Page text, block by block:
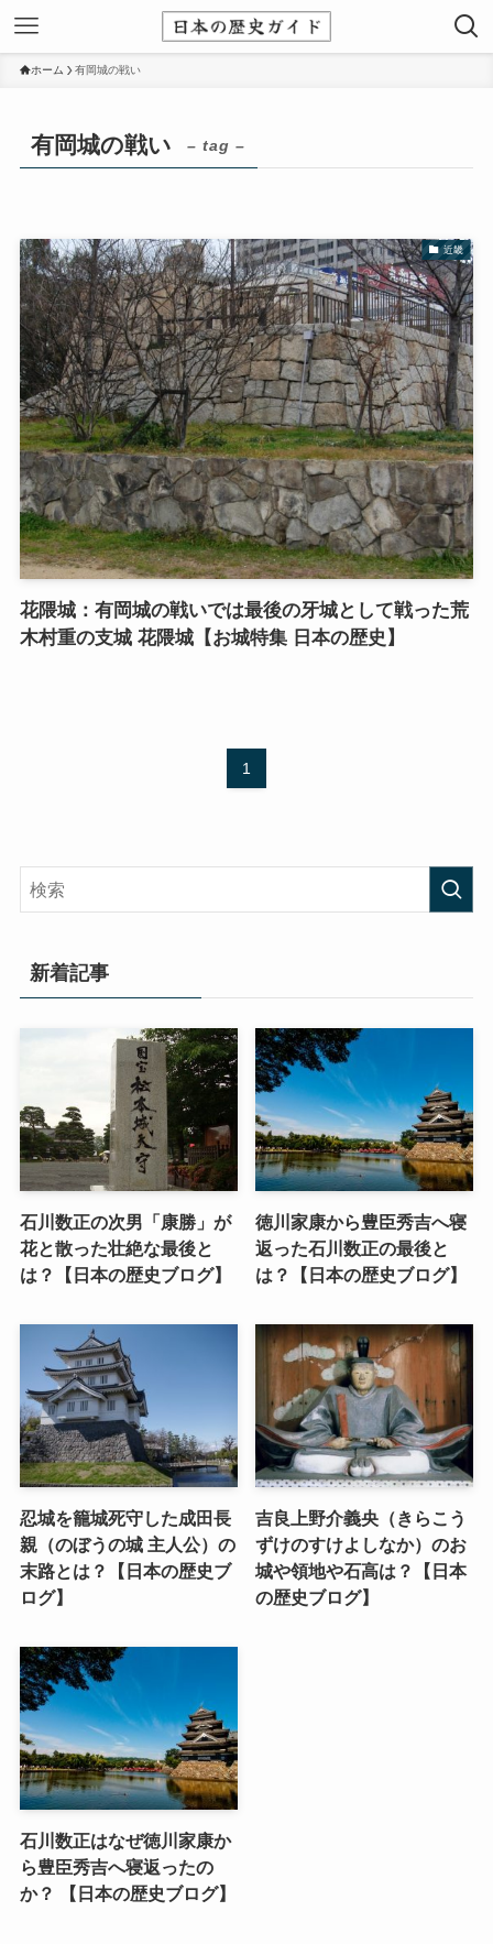
ホーム 有岡城の戦い
有岡城の戦い – tag –
近畿
花隈城：有岡城の戦いでは最後の牙城として戦った荒
木村重の支城 花隈城【お城特集 日本の歴史】
1
新着記事
石川数正の次男「康勝」が
花と散った壮絶な最後と
は？【日本の歴史ブログ】
徳川家康から豊臣秀吉へ寝
返った石川数正の最後と
は？【日本の歴史ブログ】
忍城を籠城死守した成田長
親（のぼうの城 主人公）の
末路とは？【日本の歴史ブ
ログ】
吉良上野介義央（きらこう
ずけのすけよしなか）のお
城や領地や石高は？【日本
の歴史ブログ】
石川数正はなぜ徳川家康か
ら豊臣秀吉へ寝返ったの
か？ 【日本の歴史ブログ】